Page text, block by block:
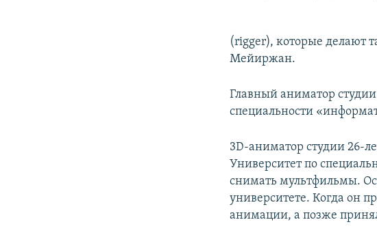
(rigger), которые делают
Мейиржан.
Главный аниматор
специальности
3D-аниматор студии 26-
Университет по
снимать мультфильмы.
университете. Когда он
анимации, а позже